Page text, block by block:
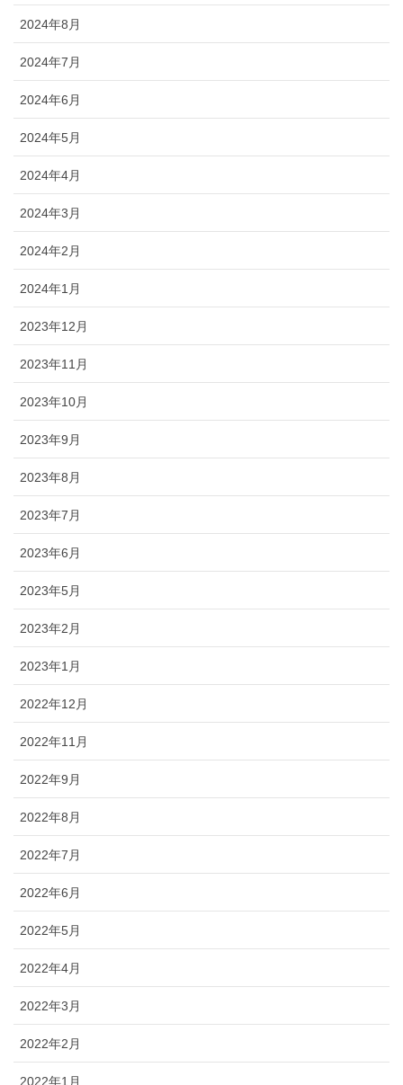
2024年8月
2024年7月
2024年6月
2024年5月
2024年4月
2024年3月
2024年2月
2024年1月
2023年12月
2023年11月
2023年10月
2023年9月
2023年8月
2023年7月
2023年6月
2023年5月
2023年2月
2023年1月
2022年12月
2022年11月
2022年9月
2022年8月
2022年7月
2022年6月
2022年5月
2022年4月
2022年3月
2022年2月
2022年1月